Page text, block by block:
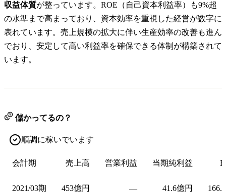
収益体質が整っています。ROE（自己資本利益率）も9%超
の水準まで高まっており、資本効率を重視した経営が数字に
表れています。売上規模の拡大に伴い生産効率の改善も進ん
でおり、安定して高い利益率を確保できる体制が構築されて
います。
儲かってるの？
順調に稼いでいます
会計期 売上高 営業利益 当期純利益
2021/03期 453億円 — 41.6億円